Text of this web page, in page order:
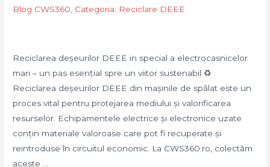
mediu
București
Blog CWS360 Categoria: Reciclare DEEE
Reciclarea deșeurilor DEEE in special a electrocasnicelor
mari – un pas esențial spre un viitor sustenabil ♻️
Reciclarea deșeurilor DEEE din mașinile de spălat este un
proces vital pentru protejarea mediului și valorificarea
resurselor. Echipamentele electrice și electronice uzate
conțin materiale valoroase care pot fi recuperate și
reintroduse în circuitul economic. La CWS360.ro, colectăm
aceste …